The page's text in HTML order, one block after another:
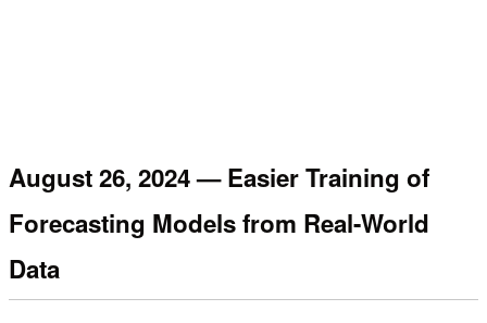
August 26, 2024 — Easier Training of
Forecasting Models from Real-World
Data